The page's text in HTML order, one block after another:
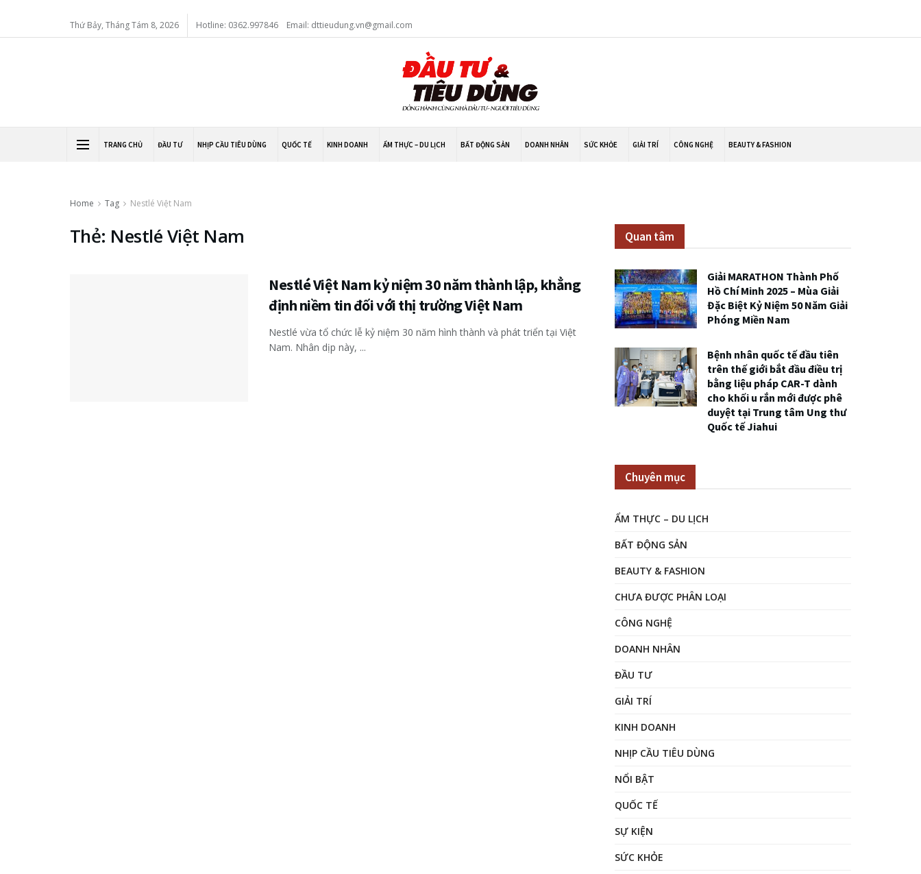
Thứ Bảy, Tháng Tám 8, 2026 Hotline: 0362.997846 Email: dttieudung.vn@gmail.com
TRANG CHỦ ĐẦU TƯ NHỊP CẦU TIÊU DÙNG QUỐC TẾ KINH DOANH ẨM THỰC – DU LỊCH BẤT ĐỘNG SẢN DOANH NHÂN SỨC KHỎE GIẢI TRÍ CÔNG NGHỆ BEAUTY & FASHION
Home Tag Nestlé Việt Nam
Thẻ: Nestlé Việt Nam
Nestlé Việt Nam kỷ niệm 30 năm thành lập, khẳng
định niềm tin đối với thị trường Việt Nam
Nestlé vừa tổ chức lễ kỷ niệm 30 năm hình thành và phát triển tại Việt
Nam. Nhân dịp này, ...
Quan tâm
Giải MARATHON Thành Phố
Hồ Chí Minh 2025 – Mùa Giải
Đặc Biệt Kỷ Niệm 50 Năm Giải
Phóng Miền Nam
Bệnh nhân quốc tế đầu tiên
trên thế giới bắt đầu điều trị
bằng liệu pháp CAR-T dành
cho khối u rắn mới được phê
duyệt tại Trung tâm Ung thư
Quốc tế Jiahui
Chuyên mục
ẨM THỰC – DU LỊCH
BẤT ĐỘNG SẢN
BEAUTY & FASHION
CHƯA ĐƯỢC PHÂN LOẠI
CÔNG NGHỆ
DOANH NHÂN
ĐẦU TƯ
GIẢI TRÍ
KINH DOANH
NHỊP CẦU TIÊU DÙNG
NỔI BẬT
QUỐC TẾ
SỰ KIỆN
SỨC KHỎE